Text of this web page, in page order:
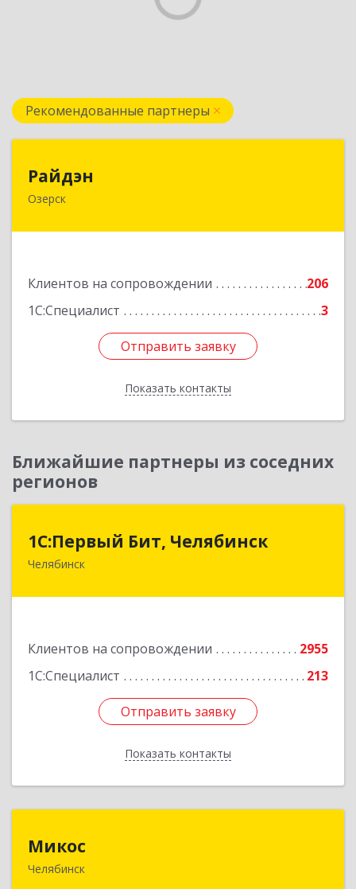
Рекомендованные партнеры
Райдэн
Озерск
Клиентов на сопровождении
206
1С:Специалист
3
Отправить заявку
Показать контакты
456783, Челябинская обл, Озерск г, Ленина пр-
Отправить заявку
Назад
Ближайшие партнеры из соседних
регионов
1С:Первый Бит, Челябинск
Челябинск
Клиентов на сопровождении
2955
1С:Специалист
213
Отправить заявку
Показать контакты
1С:Первый Бит, Челябинск
Отправить заявку
Назад
Микос
Челябинск